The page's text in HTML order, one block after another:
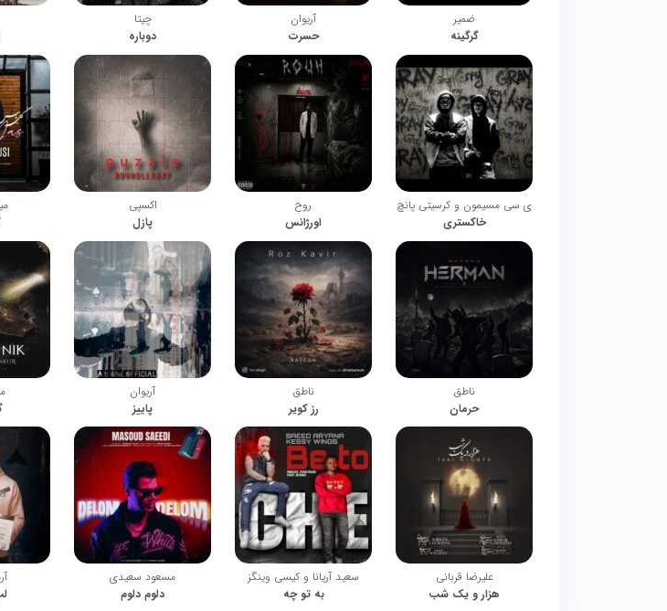
ضمیر
گرگینه
آریوان
حسرت
چیتا
دوباره
ی سی مسیمون و کرسیتی پانچ
خاکستری
روح
اورژانس
اکسپی
پازل
ناطق
حرمان
ناطق
رز کویر
آریوان
پاییز
علیرضا قربانی
هزار و یک شب
سعید آریانا و کیسی وینگز
به تو چه
مسعود سعیدی
دلوم دلوم